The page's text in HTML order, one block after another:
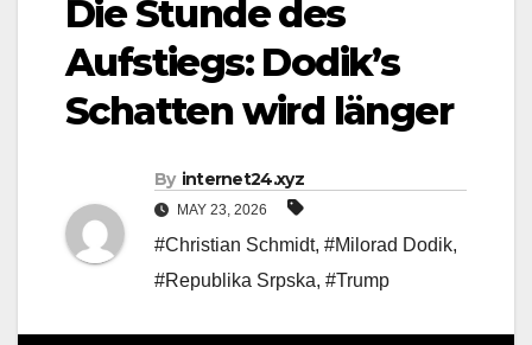
Die Stunde des
Aufstiegs: Dodik’s
Schatten wird länger
By internet24.xyz
MAY 23, 2026
#Christian Schmidt, #Milorad Dodik,
#Republika Srpska, #Trump